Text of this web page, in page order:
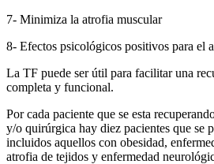
7- Minimiza la atrofia muscular
8- Efectos psicológicos positivos para el
La TF puede ser útil para facilitar una
completa y funcional.
Por cada paciente que se esta
y/o quirúrgica hay diez pacientes que se
incluidos aquellos con obesidad,
atrofia de tejidos y enfermedad